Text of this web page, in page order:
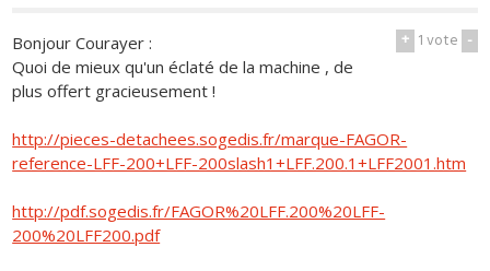
+ 1vote -
Bonjour Courayer :
Quoi de mieux qu'un éclaté de la machine , de
plus offert gracieusement !
http://pieces-detachees.sogedis.fr/marque-FAGOR-
reference-LFF-200+LFF-200slash1+LFF.200.1+LFF2001.htm
http://pdf.sogedis.fr/FAGOR%20LFF.200%20LFF-
200%20LFF200.pdf